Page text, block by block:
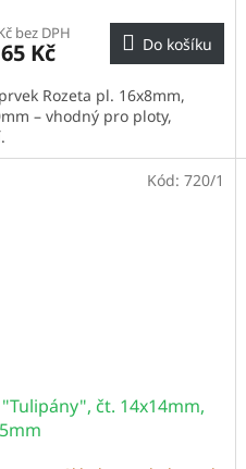
bez DPH
Kč Do košíku
Rozeta pl. 16x8mm,
– vhodný pro ploty,
čt. 14x14mm,
Kód: 720/1